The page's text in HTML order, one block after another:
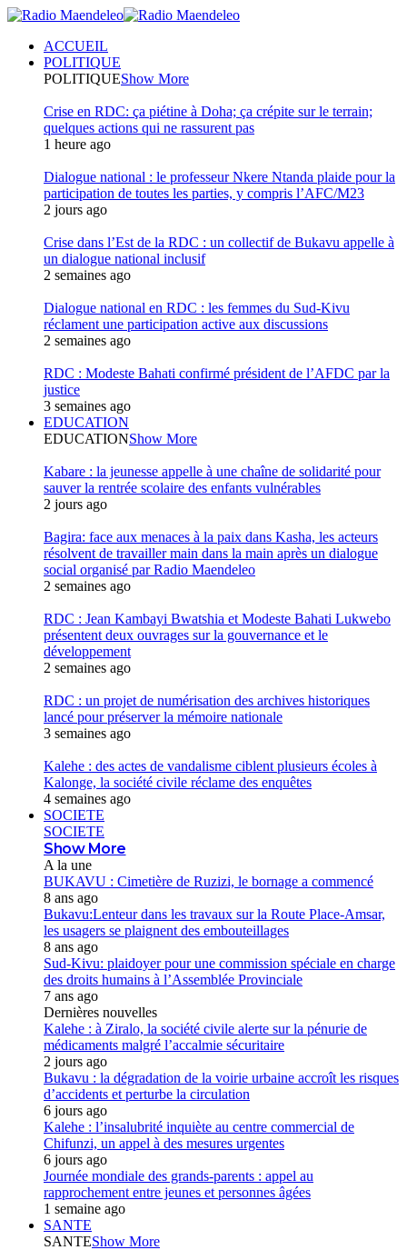
ACCUEIL
POLITIQUE
POLITIQUEShow More
Crise en RDC: ça piétine à Doha; ça crépite sur le terrain;
quelques actions qui ne rassurent pas
1 heure ago
Dialogue national : le professeur Nkere Ntanda plaide pour la
participation de toutes les parties, y compris l’AFC/M23
2 jours ago
Crise dans l’Est de la RDC : un collectif de Bukavu appelle à
un dialogue national inclusif
2 semaines ago
Dialogue national en RDC : les femmes du Sud-Kivu
réclament une participation active aux discussions
2 semaines ago
RDC : Modeste Bahati confirmé président de l’AFDC par la
justice
3 semaines ago
EDUCATION
EDUCATIONShow More
Kabare : la jeunesse appelle à une chaîne de solidarité pour
sauver la rentrée scolaire des enfants vulnérables
2 jours ago
Bagira: face aux menaces à la paix dans Kasha, les acteurs
résolvent de travailler main dans la main après un dialogue
social organisé par Radio Maendeleo
2 semaines ago
RDC : Jean Kambayi Bwatshia et Modeste Bahati Lukwebo
présentent deux ouvrages sur la gouvernance et le
développement
2 semaines ago
RDC : un projet de numérisation des archives historiques
lancé pour préserver la mémoire nationale
3 semaines ago
Kalehe : des actes de vandalisme ciblent plusieurs écoles à
Kalonge, la société civile réclame des enquêtes
4 semaines ago
SOCIETE
SOCIETE
Show More
A la une
BUKAVU : Cimetière de Ruzizi, le bornage a commencé
8 ans ago
Bukavu:Lenteur dans les travaux sur la Route Place-Amsar,
les usagers se plaignent des embouteillages
8 ans ago
Sud-Kivu: plaidoyer pour une commission spéciale en charge
des droits humains à l’Assemblée Provinciale
7 ans ago
Dernières nouvelles
Kalehe : à Ziralo, la société civile alerte sur la pénurie de
médicaments malgré l’accalmie sécuritaire
2 jours ago
Bukavu : la dégradation de la voirie urbaine accroît les risques
d’accidents et perturbe la circulation
6 jours ago
Kalehe : l’insalubrité inquiète au centre commercial de
Chifunzi, un appel à des mesures urgentes
6 jours ago
Journée mondiale des grands-parents : appel au
rapprochement entre jeunes et personnes âgées
1 semaine ago
SANTE
SANTEShow More